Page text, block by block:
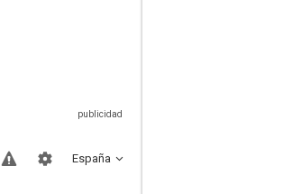
España